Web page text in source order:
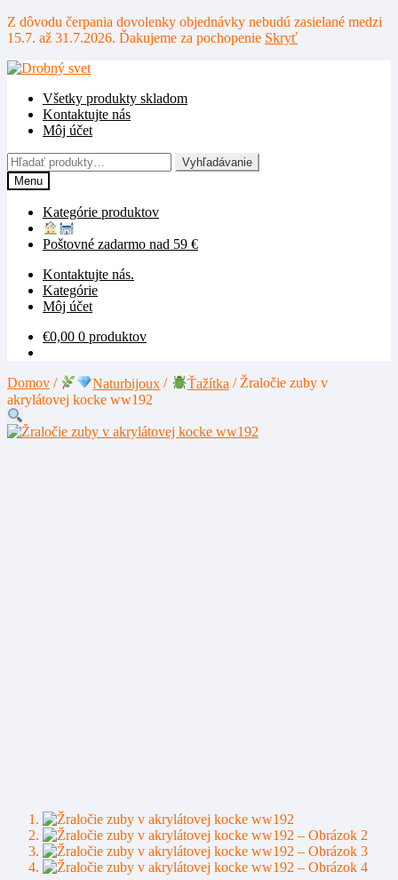
Z dôvodu čerpania dovolenky objednávky nebudú zasielané medzi
15.7. až 31.7.2026. Ďakujeme za pochopenie Skryť
Preskočiť
navigáciu
Preskočiť
obsah
Všetky produkty skladom
Kontaktujte nás
Môj účet
Hľadať:
Vyhľadávanie
Menu
Kategórie produktov
Poštovné zadarmo nad 59 €
Kontaktujte nás.
Kategórie
Môj účet
€0,00 0 produktov
Domov / Naturbijoux / Ťažítka /Žraločie zuby v
akrylátovej kocke ww192